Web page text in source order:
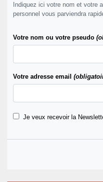
Indiquez ici votre nom et votre
personnel vous parviendra
Votre nom ou votre pseudo
Votre adresse email
Je veux recevoir la